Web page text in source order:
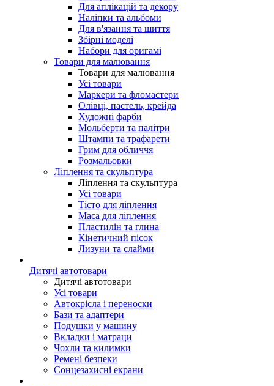
Для аплікацій та декору
Наліпки та альбоми
Для в'язання та шиття
Збірні моделі
Набори для оригамі
Товари для малювання
Товари для малювання
Усі товари
Маркери та фломастери
Олівці, пастель, крейда
Художні фарби
Мольберти та палітри
Штампи та трафарети
Грим для обличчя
Розмальовки
Ліплення та скульптура
Ліплення та скульптура
Усі товари
Тісто для ліплення
Маса для ліплення
Пластилін та глина
Кінетичний пісок
Лизуни та слайми
Дитячі автотовари
Дитячі автотовари
Усі товари
Автокрісла і переноски
Бази та адаптери
Подушки у машину
Вкладки і матраци
Чохли та килимки
Ремені безпеки
Сонцезахисні екрани